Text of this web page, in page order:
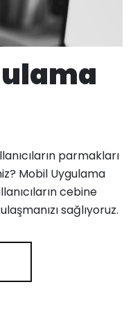
parmakları
Mobil Uygulama
cebine
sağlıyoruz.